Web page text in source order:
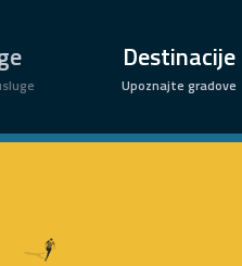
Destinacije
Upoznajte gradove